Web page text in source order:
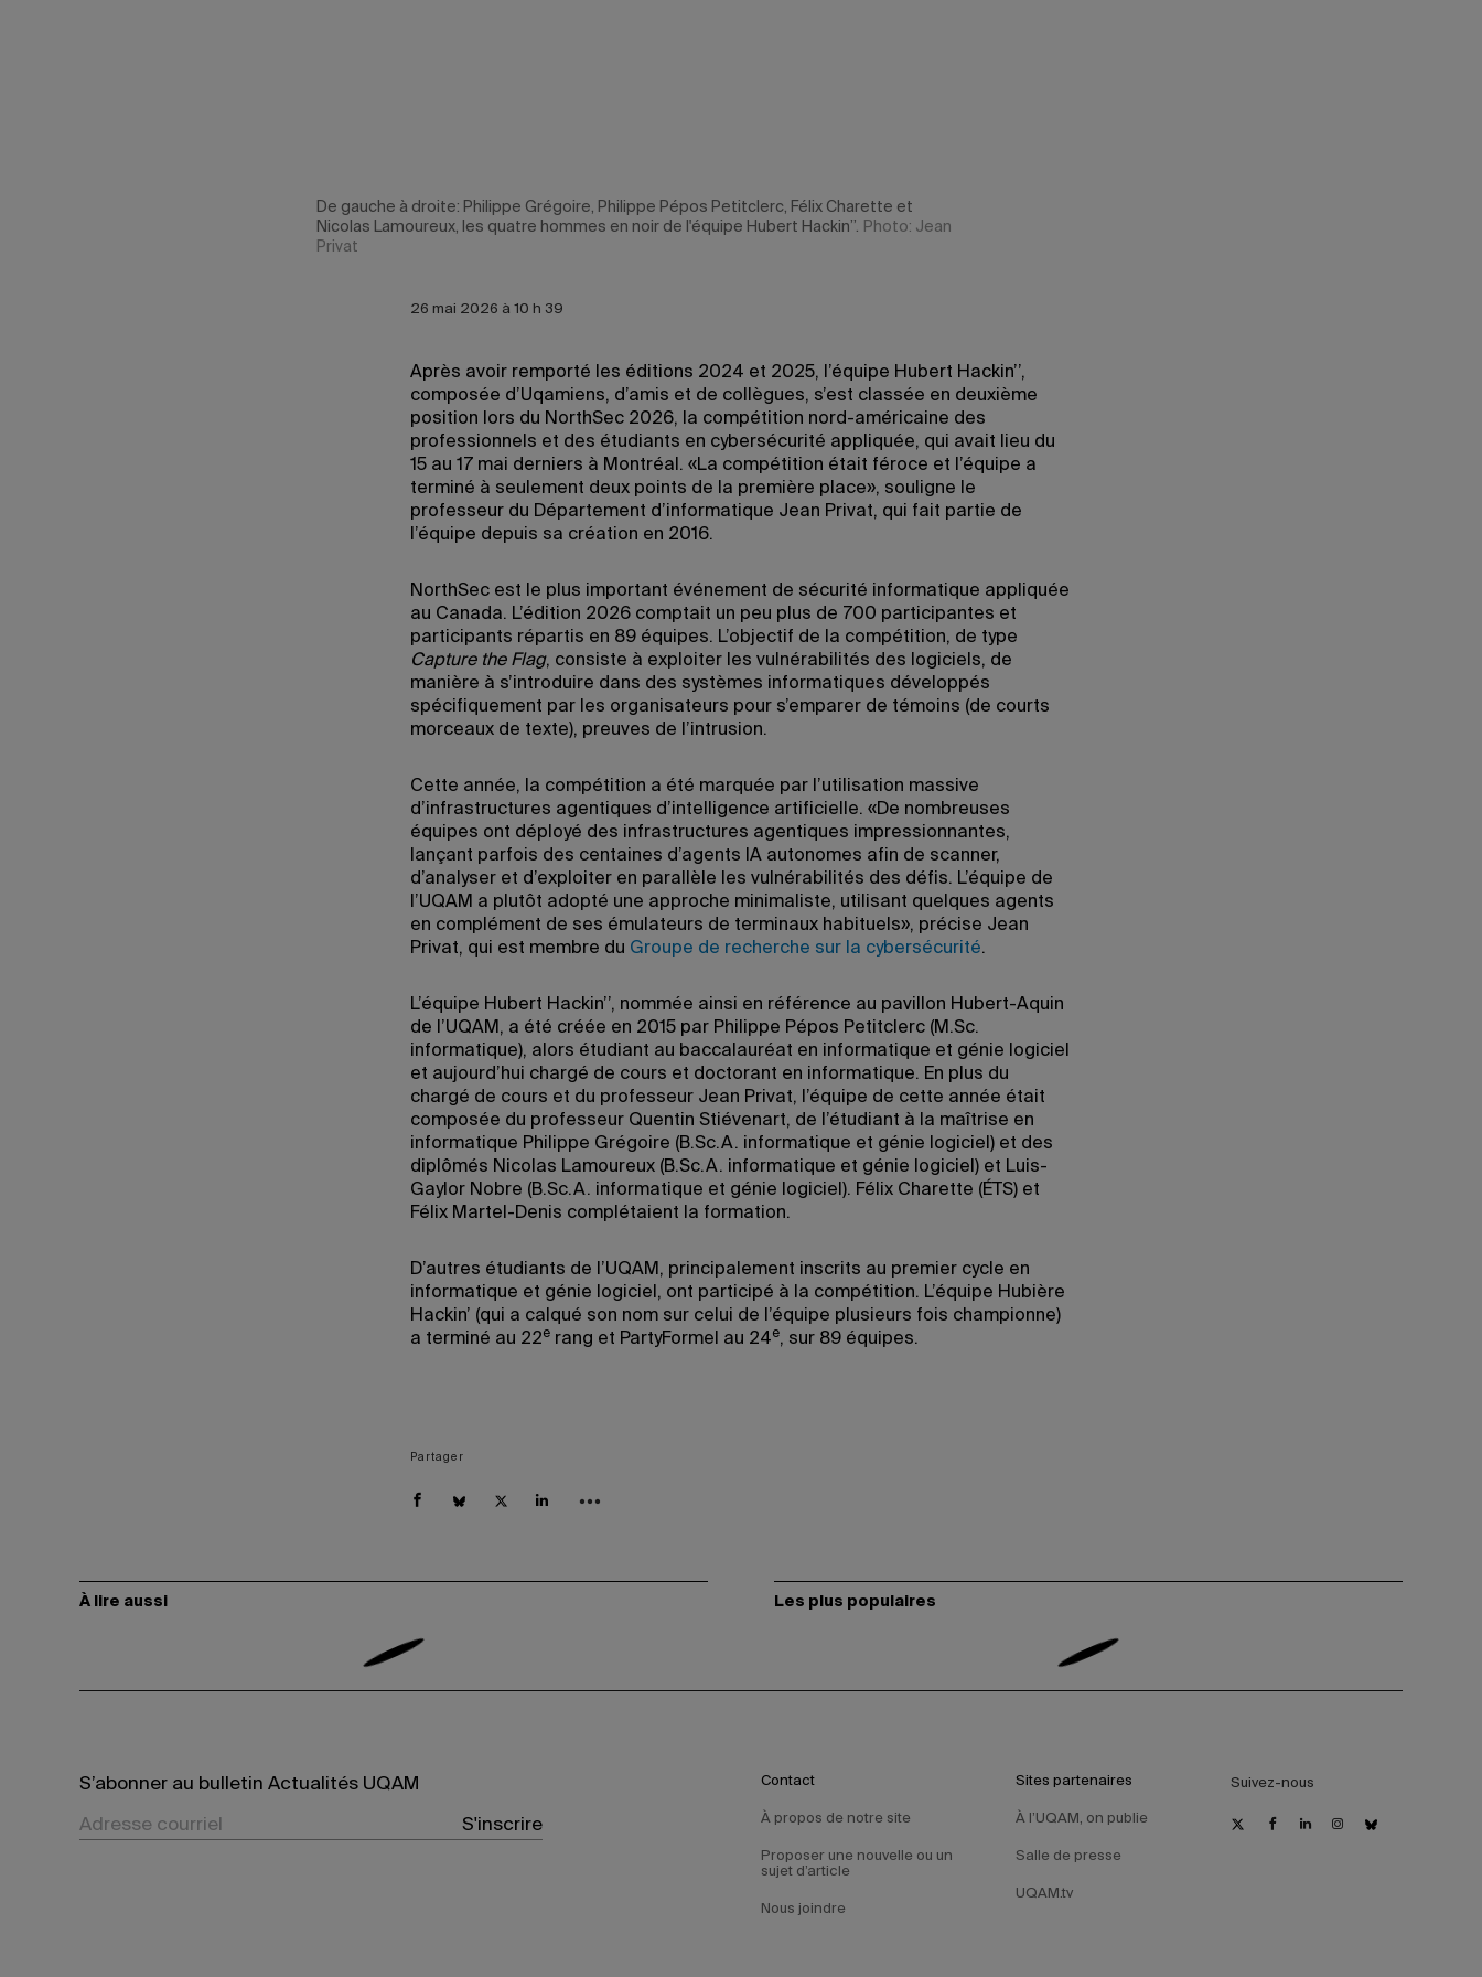
De gauche à droite: Philippe Grégoire, Philippe Pépos Petitclerc, Félix Charette et
Nicolas Lamoureux, les quatre hommes en noir de l'équipe Hubert Hackin’’. Photo: Jean
Privat
26 mai 2026 à 10 h 39
Après avoir remporté les éditions 2024 et 2025, l’équipe Hubert Hackin’’,
composée d’Uqamiens, d’amis et de collègues, s’est classée en deuxième
position lors du NorthSec 2026, la compétition nord-américaine des
professionnels et des étudiants en cybersécurité appliquée, qui avait lieu du
15 au 17 mai derniers à Montréal. «La compétition était féroce et l’équipe a
terminé à seulement deux points de la première place», souligne le
professeur du Département d’informatique Jean Privat, qui fait partie de
l’équipe depuis sa création en 2016.
NorthSec est le plus important événement de sécurité informatique appliquée
au Canada. L’édition 2026 comptait un peu plus de 700 participantes et
participants répartis en 89 équipes. L’objectif de la compétition, de type
Capture the Flag, consiste à exploiter les vulnérabilités des logiciels, de
manière à s’introduire dans des systèmes informatiques développés
spécifiquement par les organisateurs pour s’emparer de témoins (de courts
morceaux de texte), preuves de l’intrusion.
Cette année, la compétition a été marquée par l’utilisation massive
d’infrastructures agentiques d’intelligence artificielle. «De nombreuses
équipes ont déployé des infrastructures agentiques impressionnantes,
lançant parfois des centaines d’agents IA autonomes afin de scanner,
d’analyser et d’exploiter en parallèle les vulnérabilités des défis. L’équipe de
l’UQAM a plutôt adopté une approche minimaliste, utilisant quelques agents
en complément de ses émulateurs de terminaux habituels», précise Jean
Privat, qui est membre du Groupe de recherche sur la cybersécurité.
L’équipe Hubert Hackin’’, nommée ainsi en référence au pavillon Hubert-Aquin
de l’UQAM, a été créée en 2015 par Philippe Pépos Petitclerc (M.Sc.
informatique), alors étudiant au baccalauréat en informatique et génie logiciel
et aujourd’hui chargé de cours et doctorant en informatique. En plus du
chargé de cours et du professeur Jean Privat, l’équipe de cette année était
composée du professeur Quentin Stiévenart, de l’étudiant à la maîtrise en
informatique Philippe Grégoire (B.Sc.A. informatique et génie logiciel) et des
diplômés Nicolas Lamoureux (B.Sc.A. informatique et génie logiciel) et Luis-
Gaylor Nobre (B.Sc.A. informatique et génie logiciel). Félix Charette (ÉTS) et
Félix Martel-Denis complétaient la formation.
D’autres étudiants de l’UQAM, principalement inscrits au premier cycle en
informatique et génie logiciel, ont participé à la compétition. L’équipe Hubière
Hackin’ (qui a calqué son nom sur celui de l’équipe plusieurs fois championne)
a terminé au 22e rang et PartyFormel au 24e, sur 89 équipes.
Partager
À lire aussi Les plus populaires
S’abonner au bulletin Actualités UQAM
S'inscrire
Contact
À propos de notre site
Proposer une nouvelle ou un
sujet d’article
Nous joindre
Sites partenaires
À l’UQAM, on publie
Salle de presse
UQAM.tv
Suivez-nous